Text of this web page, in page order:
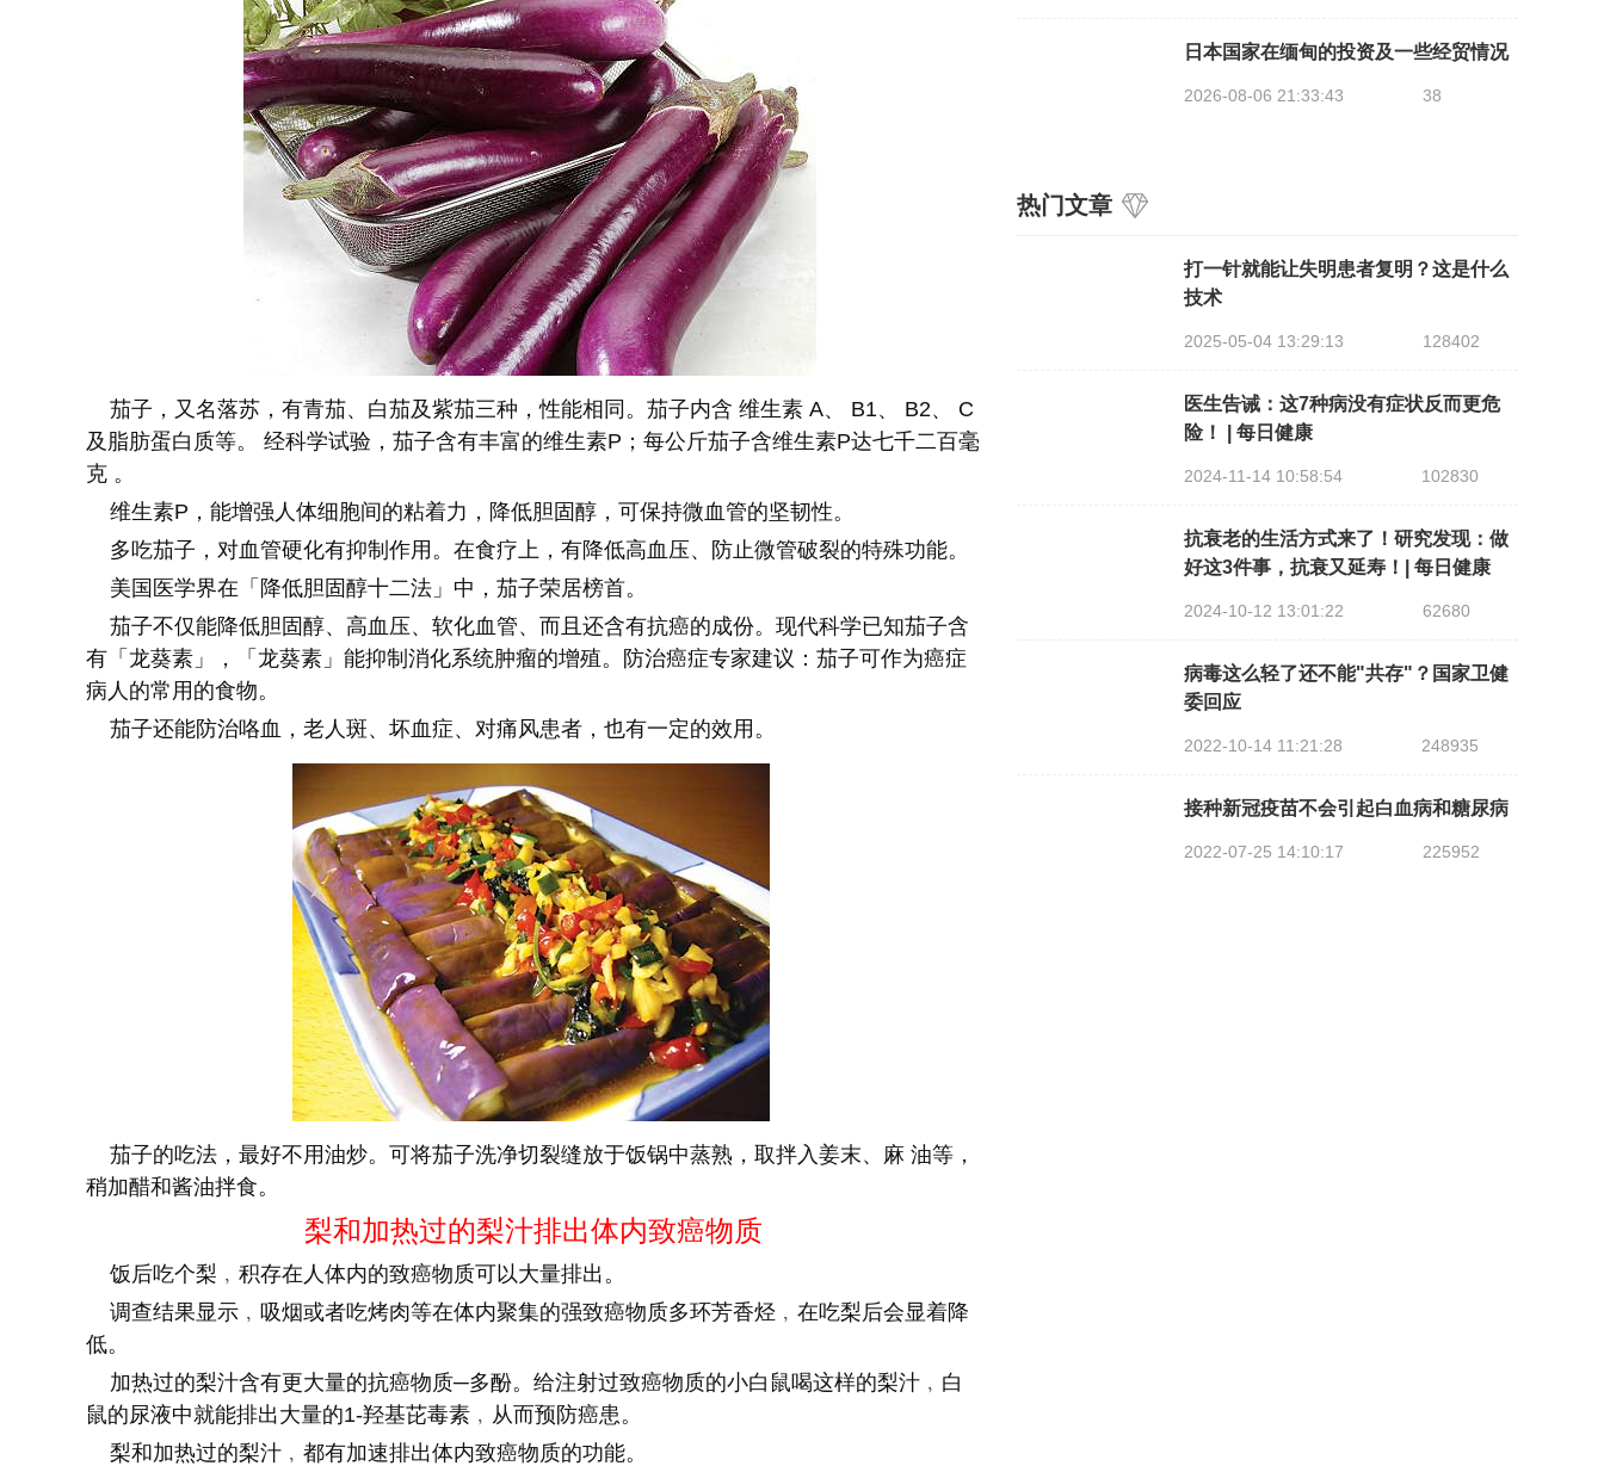
茄子，又名落苏，有青茄、白茄及紫茄三种，性能相同。茄子内含 维生素 A、 B1、 B2、 C
及脂肪蛋白质等。 经科学试验，茄子含有丰富的维生素P；每公斤茄子含维生素P达七千二百毫
克 。
维生素P，能增强人体细胞间的粘着力，降低胆固醇，可保持微血管的坚韧性。
多吃茄子，对血管硬化有抑制作用。在食疗上，有降低高血压、防止微管破裂的特殊功能。
美国医学界在「降低胆固醇十二法」中，茄子荣居榜首。
茄子不仅能降低胆固醇、高血压、软化血管、而且还含有抗癌的成份。现代科学已知茄子含
有「龙葵素」，「龙葵素」能抑制消化系统肿瘤的增殖。防治癌症专家建议：茄子可作为癌症
病人的常用的食物。
茄子还能防治咯血，老人斑、坏血症、对痛风患者，也有一定的效用。
茄子的吃法，最好不用油炒。可将茄子洗净切裂缝放于饭锅中蒸熟，取拌入姜末、麻 油等，
稍加醋和酱油拌食。
梨和加热过的梨汁排出体内致癌物质
饭后吃个梨﹐积存在人体内的致癌物质可以大量排出。
调查结果显示﹐吸烟或者吃烤肉等在体内聚集的强致癌物质多环芳香烃﹐在吃梨后会显着降
低。
加热过的梨汁含有更大量的抗癌物质─多酚。给注射过致癌物质的小白鼠喝这样的梨汁﹐白
鼠的尿液中就能排出大量的1-羟基芘毒素﹐从而预防癌患。
梨和加热过的梨汁﹐都有加速排出体内致癌物质的功能。
日本国家在缅甸的投资及一些经贸情况
2026-08-06 21:33:43 38
热门文章
打一针就能让失明患者复明？这是什么
技术
2025-05-04 13:29:13 128402
医生告诫：这7种病没有症状反而更危
险！ | 每日健康
2024-11-14 10:58:54 102830
抗衰老的生活方式来了！研究发现：做
好这3件事，抗衰又延寿！| 每日健康
2024-10-12 13:01:22 62680
病毒这么轻了还不能"共存"？国家卫健
委回应
2022-10-14 11:21:28 248935
接种新冠疫苗不会引起白血病和糖尿病
2022-07-25 14:10:17 225952